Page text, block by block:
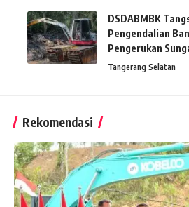
DSDABMBK
Pengendalian
Pengerukan
Tangerang Selatan
Rekomendasi